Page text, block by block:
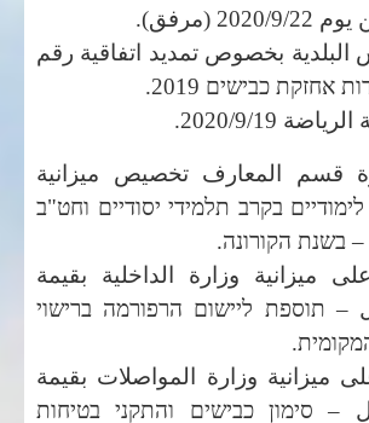
(مرفق).
البلدية بخصوص تمديد اتفاقية رقم
אחזקת כבישים 2019
.
בקרב תלמידי יסודיים וחט"ב
בשנת הקורונה.
ميزانية وزارة الداخلية بقيمة
תוספת ליישום הרפורמה ברישוי
ميزانية وزارة المواصلات بقيمة
סימון כבישים והתקני בטיחות